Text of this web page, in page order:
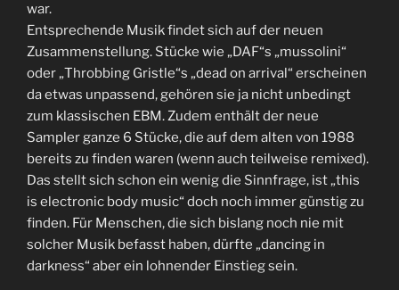
war.
Entsprechende Musik findet sich auf der neuen
Zusammenstellung. Stücke wie „DAF“s „mussolini“
oder „Throbbing Gristle“s „dead on arrival“ erscheinen
da etwas unpassend, gehören sie ja nicht unbedingt
zum klassischen EBM. Zudem enthält der neue
Sampler ganze 6 Stücke, die auf dem alten von 1988
bereits zu finden waren (wenn auch teilweise remixed).
Das stellt sich schon ein wenig die Sinnfrage, ist „this
is electronic body music“ doch noch immer günstig zu
finden. Für Menschen, die sich bislang noch nie mit
solcher Musik befasst haben, dürfte „dancing in
darkness“ aber ein lohnender Einstieg sein.